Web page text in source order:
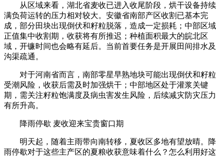
从区域来看，湖北省麦收已进入收尾阶段，烘干设备持续
满负荷运转的压力相对较大。安徽省南部产区收割已基本完
成，部分田块出现倒伏和籽粒脱落，造成一定损耗；中部区域
正值集中收割期，收获将有所推迟；种植面积最大的皖北区
域，开镰时间也会略有延后。当前首要任务是开展田间排水及
沟渠疏通。
对于河南省而言，南部零星早熟地块可能出现倒伏和籽粒
受潮风险，收获后需及时加强烘干；中部地区处于灌浆关键
期，需关注籽粒饱满度及病虫害发生风险，后续减灾防灾压力
有所升高。
降雨停歇 麦收迎来宝贵窗口期
明天起，随着主雨带向南转移，夏收区多地有望放晴。降
雨停歇对于这些主产区的夏粮收获意味着什么？怎么利用好这